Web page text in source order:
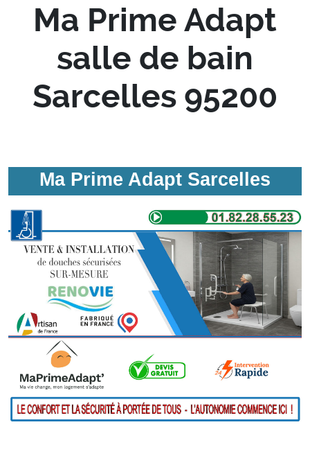
Ma Prime Adapt
salle de bain
Sarcelles 95200
Ma Prime Adapt Sarcelles